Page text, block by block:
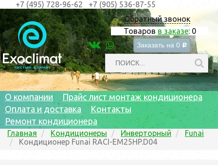
Обратный звонок
Товаров в заказе: 0
Заказать на 0 c
+7 (495) 728-96-62 +7 (905) 536-87-55
О компании
Прайс лист монтаж кондиционера
Оплата и доставка
Контакты
Ремонт кондиционера
Главная Кондиционеры Инверторный
Funai
Кондиционер Funai RACI-EM25HP.D04